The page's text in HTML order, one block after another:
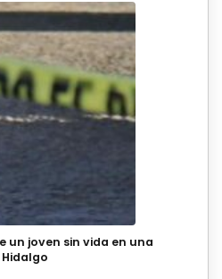
un joven sin vida en una